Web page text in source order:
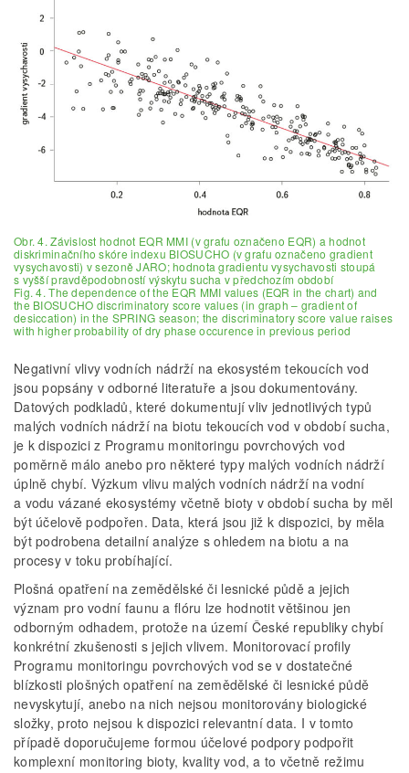
Obr. 4. Závislost hodnot EQR MMI (v grafu označeno EQR) a hodnot
diskriminačního skóre indexu BIOSUCHO (v grafu označeno gradient
vysychavosti) v sezoně JARO; hodnota gradientu vysychavosti stoupá
s vyšší pravděpodobností výskytu sucha v předchozím období
Fig. 4. The dependence of the EQR MMI values (EQR in the chart) and
the BIOSUCHO discriminatory score values (in graph – gradient of
desiccation) in the SPRING season; the discriminatory score value raises
with higher probability of dry phase occurence in previous period
Negativní vlivy vodních nádrží na ekosystém tekoucích vod
jsou popsány v odborné literatuře a jsou dokumentovány.
Datových podkladů, které dokumentují vliv jednotlivých typů
malých vodních nádrží na biotu tekoucích vod v období sucha,
je k dispozici z Programu monitoringu povrchových vod
poměrně málo anebo pro některé typy malých vodních nádrží
úplně chybí. Výzkum vlivu malých vodních nádrží na vodní
a vodu vázané ekosystémy včetně bioty v období sucha by měl
být účelově podpořen. Data, která jsou již k dispozici, by měla
být podrobena detailní analýze s ohledem na biotu a na
procesy v toku probíhající.
Plošná opatření na zemědělské či lesnické půdě a jejich
význam pro vodní faunu a flóru lze hodnotit většinou jen
odborným odhadem, protože na území České republiky chybí
konkrétní zkušenosti s jejich vlivem. Monitorovací profily
Programu monitoringu povrchových vod se v dostatečné
blízkosti plošných opatření na zemědělské či lesnické půdě
nevyskytují, anebo na nich nejsou monitorovány biologické
složky, proto nejsou k dispozici relevantní data. I v tomto
případě doporučujeme formou účelové podpory podpořit
komplexní monitoring bioty, kvality vod, a to včetně režimu